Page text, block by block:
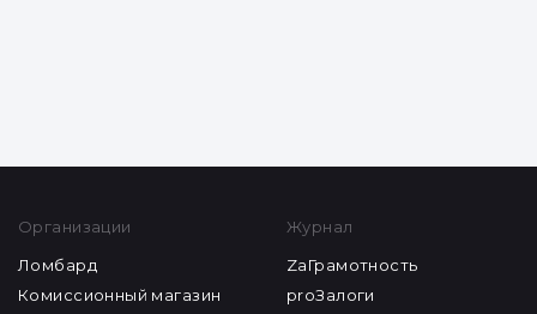
Организации
Ломбард
Комиссионный магазин
Журнал
ZaГрамотность
proЗалоги